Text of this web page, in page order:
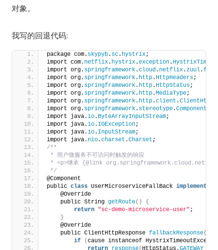
对象。
我写的回退代码:
package com. skypyb. sc. hystrix;
import com. netflix. hystrix.exception.
import org. springframework.cloud. netflix.zuul.
import org. springframework. http. HttpHeaders;
import org. springframework. http. HttpStatus;
import org. springframework. http.MediaType;
import org. springframework. http.client .
import org. springframework. stereotype.Component
import java.io. ByteArrayInputStream;
import java.io. IOException;
import java.io. InputStream;
import java. nio.charset .Charset ;
/**
* 用户微服务不可访问时触发的响应
* <p>继承 {@link
*/
@Component
public class UserMicroserviceFallBack implements
    @Override
    public String
getRoute()
{
return "sc-demo-microservice-user" ;
}
    @Override
    public ClientHttpResponse
fallbackResponse(
if
(cause instanceof
return response( HttpStatus.